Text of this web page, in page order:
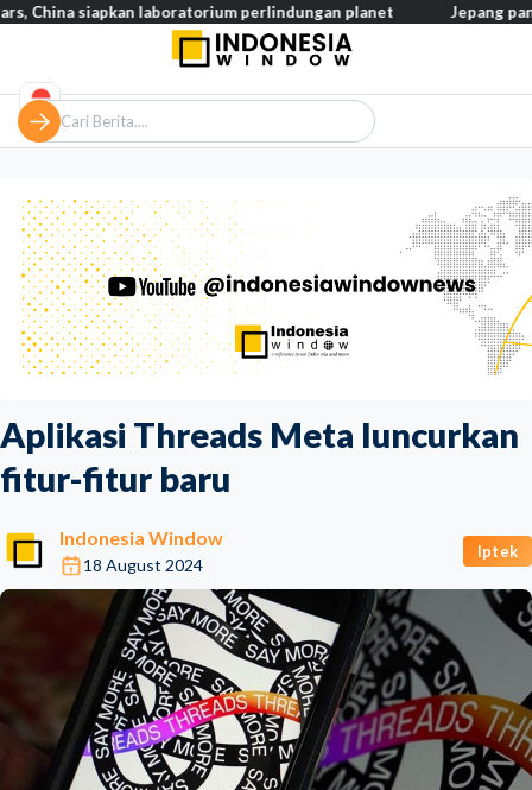
Aplikasi Threads Meta luncurkan
fitur-fitur baru
Indonesia Window
18 August 2024
Iptek
siapkan laboratorium perlindungan planet Jepang pangkas